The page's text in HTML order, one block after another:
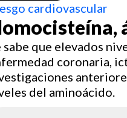
cardiovascular
sabe que elevados
coronaria,
del aminoácido.